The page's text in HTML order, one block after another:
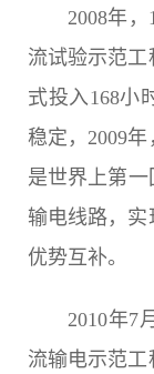
2008年
流试验示范
式投入168小
稳定，2009
是世界上第一
输电线路，实
优势互补。
2010年7
流输电示范